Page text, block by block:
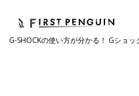
G-SHOCKの使い方が分かる！ Gショ